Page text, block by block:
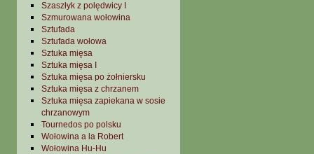
Szaszłyk z polędwicy I
Szmurowana wołowina
Sztufada
Sztufada wołowa
Sztuka mięsa
Sztuka mięsa I
Sztuka mięsa po żołniersku
Sztuka mięsa z chrzanem
Sztuka mięsa zapiekana w sosie
chrzanowym
Tournedos po polsku
Wołowina a la Robert
Wołowina Hu-Hu